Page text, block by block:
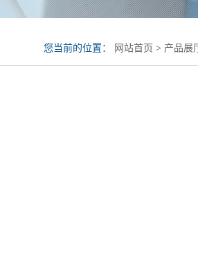
您当前的位置： 网站首页 > 产品展